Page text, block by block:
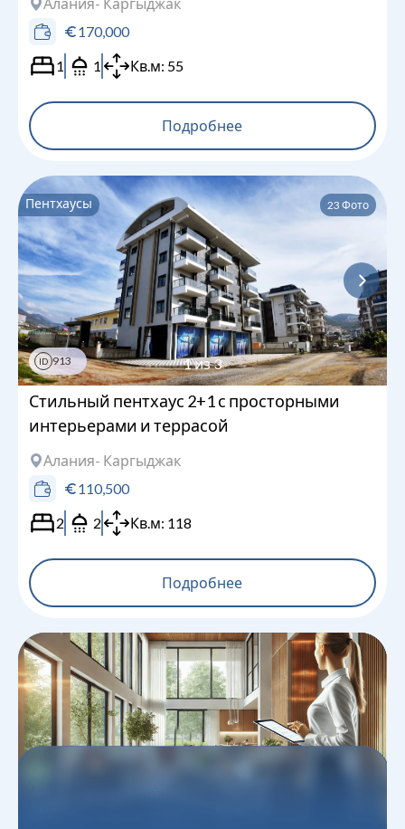
170,000
1
1 Кв.м: 55
Подробнее
Пентхаусы 23 Фото
ID 913 1из3
Стильный пентхаус 2+1 с просторными
интерьерами и террасой
Алания- Каргыджак
110,500
2
2 Кв.м: 118
Подробнее